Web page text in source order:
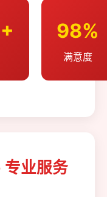
98%
满意度
业服务